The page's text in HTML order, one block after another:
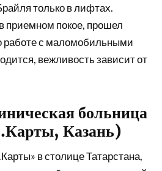
только в лифтах.
приемном покое, прошел
работе с маломобильными
вежливость зависит от
больница
Казань)
в столице Татарстана,